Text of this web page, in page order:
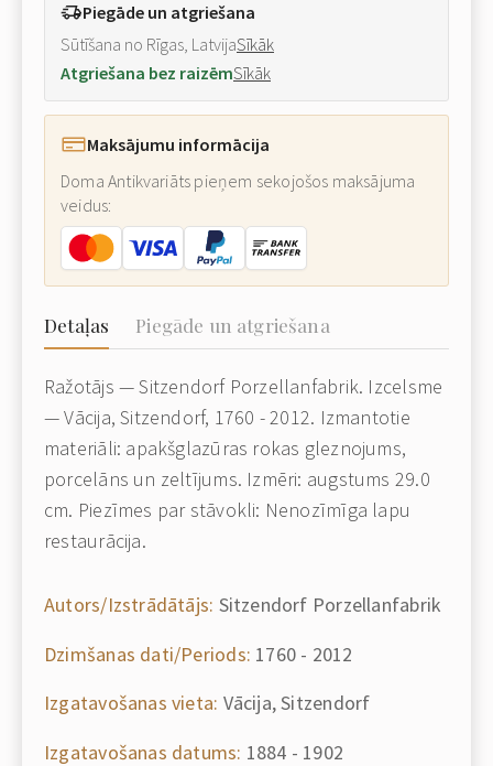
Piegāde un atgriešana
Sūtīšana no Rīgas, LatvijaSīkāk
Atgriešana bez raizēmSīkāk
Maksājumu informācija
Doma Antikvariāts pieņem sekojošos maksājuma
veidus:
Detaļas Piegāde un atgriešana
Ražotājs — Sitzendorf Porzellanfabrik. Izcelsme
— Vācija, Sitzendorf, 1760 - 2012. Izmantotie
materiāli: apakšglazūras rokas gleznojums,
porcelāns un zeltījums. Izmēri: augstums 29.0
cm. Piezīmes par stāvokli: Nenozīmīga lapu
restaurācija.
Autors/Izstrādātājs: Sitzendorf Porzellanfabrik
Dzimšanas dati/Periods: 1760 - 2012
Izgatavošanas vieta: Vācija, Sitzendorf
Izgatavošanas datums: 1884 - 1902